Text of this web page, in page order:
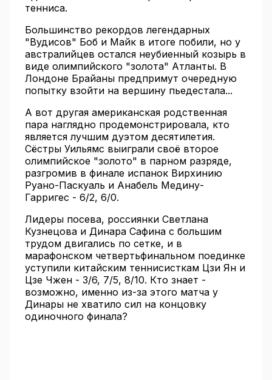
тенниса.
Большинство рекордов легендарных
"Вудисов" Боб и Майк в итоге побили, но у
австралийцев остался неубиенный козырь в
виде олимпийского "золота" Атланты. В
Лондоне Брайаны предпримут очередную
попытку взойти на вершину пьедестала...
А вот другая американская родственная
пара наглядно продемонстрировала, кто
является лучшим дуэтом десятилетия.
Сёстры Уильямс выиграли своё второе
олимпийское "золото" в парном разряде,
разгромив в финале испанок Вирхинию
Руано-Паскуаль и Анабель Медину-
Гарригес - 6/2, 6/0.
Лидеры посева, россиянки Светлана
Кузнецова и Динара Сафина с большим
трудом двигались по сетке, и в
марафонском четвертьфинальном поединке
уступили китайским теннисисткам Цзи Ян и
Цзе Чжен - 3/6, 7/5, 8/10. Кто знает -
возможно, именно из-за этого матча у
Динары не хватило сил на концовку
одиночного финала?